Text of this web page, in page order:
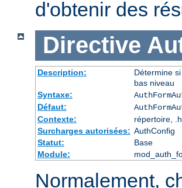
d'obtenir des
Directive
Description:
Détermine
bas niveau
Syntaxe:
Défaut:
Contexte:
répertoire,
Surcharges autorisées: AuthConfig
Statut:
Base
Module:
Normalement,